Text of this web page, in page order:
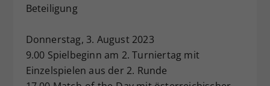
Beteiligung
Donnerstag, 3. August 2023
9.00 Spielbeginn am 2. Turniertag mit
Einzelspielen aus der 2. Runde